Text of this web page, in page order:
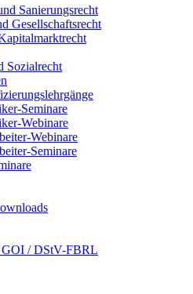
Sanierungsrecht
Gesellschaftsrecht
Sozialrecht
Seminare
Webinare
Webinare
Seminare
GOI / DStV-FBRL